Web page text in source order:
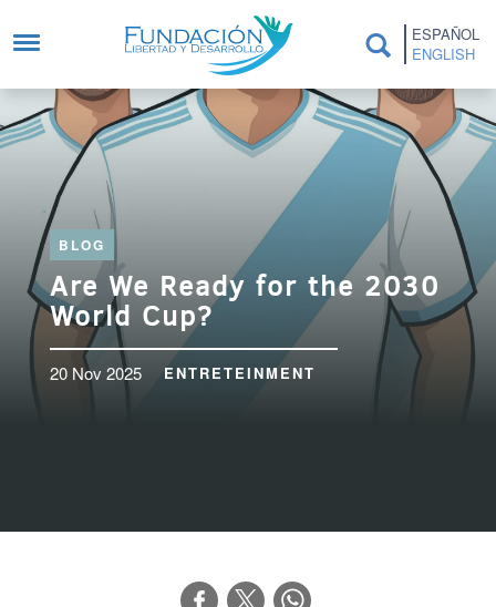
ESPAÑOL
ENGLISH
BLOG
Are We Ready for the 2030
World Cup?
20 Nov 2025 ENTRETEINMENT